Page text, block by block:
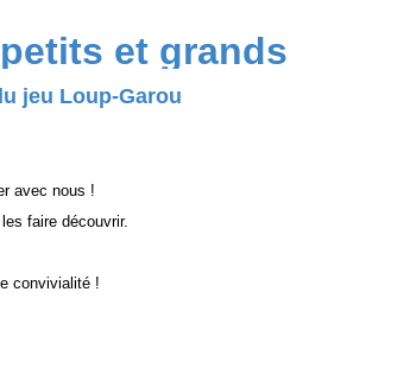
et grands
jeu Loup-Garou
avec nous !
faire découvrir.
convivialité !